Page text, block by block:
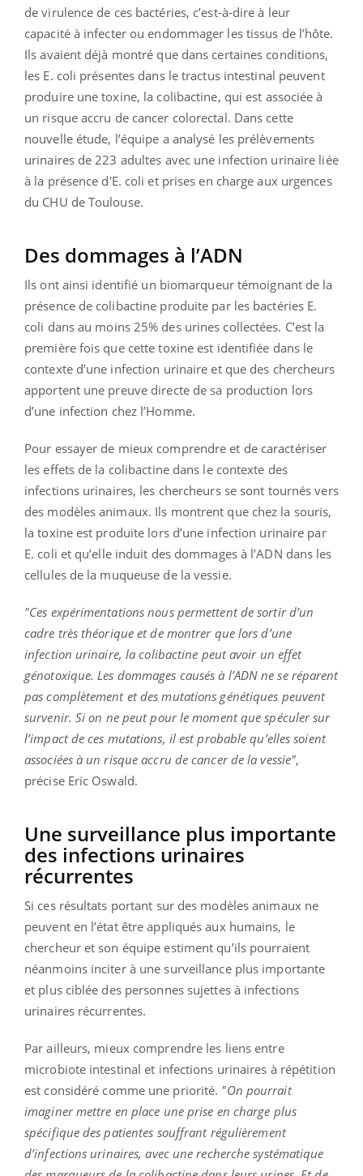
de virulence de ces bactéries, c’est-à-dire à leur
capacité à infecter ou endommager les tissus de l’hôte.
Ils avaient déjà montré que dans certaines conditions,
les E. coli présentes dans le tractus intestinal peuvent
produire une toxine, la colibactine, qui est associée à
un risque accru de cancer colorectal. Dans cette
nouvelle étude, l’équipe a analysé les prélèvements
urinaires de 223 adultes avec une infection urinaire liée
à la présence d'E. coli et prises en charge aux urgences
du CHU de Toulouse.
Des dommages à l’ADN
Ils ont ainsi identifié un biomarqueur témoignant de la
présence de colibactine produite par les bactéries E.
coli dans au moins 25% des urines collectées. C’est la
première fois que cette toxine est identifiée dans le
contexte d’une infection urinaire et que des chercheurs
apportent une preuve directe de sa production lors
d’une infection chez l’Homme.
Pour essayer de mieux comprendre et de caractériser
les effets de la colibactine dans le contexte des
infections urinaires, les chercheurs se sont tournés vers
des modèles animaux. Ils montrent que chez la souris,
la toxine est produite lors d’une infection urinaire par
E. coli et qu’elle induit des dommages à l’ADN dans les
cellules de la muqueuse de la vessie.
"Ces expérimentations nous permettent de sortir d’un
cadre très théorique et de montrer que lors d’une
infection urinaire, la colibactine peut avoir un effet
génotoxique. Les dommages causés à l’ADN ne se réparent
pas complètement et des mutations génétiques peuvent
survenir. Si on ne peut pour le moment que spéculer sur
l’impact de ces mutations, il est probable qu’elles soient
associées à un risque accru de cancer de la vessie",
précise Eric Oswald.
Une surveillance plus importante
des infections urinaires
récurrentes
Si ces résultats portant sur des modèles animaux ne
peuvent en l’état être appliqués aux humains, le
chercheur et son équipe estiment qu’ils pourraient
néanmoins inciter à une surveillance plus importante
et plus ciblée des personnes sujettes à infections
urinaires récurrentes.
Par ailleurs, mieux comprendre les liens entre
microbiote intestinal et infections urinaires à répétition
est considéré comme une priorité. "On pourrait
imaginer mettre en place une prise en charge plus
spécifique des patientes souffrant régulièrement
d’infections urinaires, avec une recherche systématique